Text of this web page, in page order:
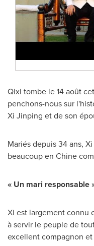
Qixi tombe le 14 août
penchons-nous sur
Xi Jinping et de son
Mariés depuis 34 ans,
beaucoup en Chine
« Un mari responsable
Xi est largement connu
à servir le peuple de
excellent compagnon